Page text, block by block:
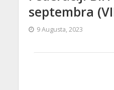
septembra
9 Augusta, 2023